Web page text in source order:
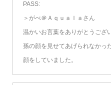
PASS:
＞がべ＠Ａｑｕａｌａさん
温かいお言葉をありがとうござ
孫の顔を見せてあげられなかっ
顔をしていました。